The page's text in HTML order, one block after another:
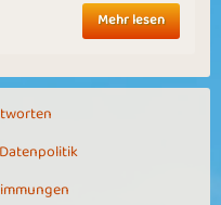
Mehr lesen